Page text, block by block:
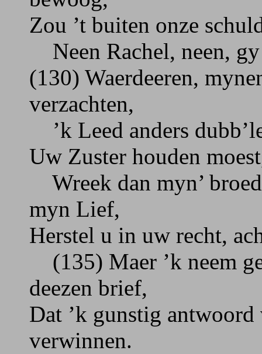
Zou ’t buiten onze
Neen Rachel, neen,
(130) Waerdeeren,
verzachten,
’k Leed anders
Uw Zuster houden
Wreek dan myn’
myn Lief,
Herstel u in uw recht,
(135) Maer ’k neem
deezen brief,
Dat ’k gunstig
verwinnen.